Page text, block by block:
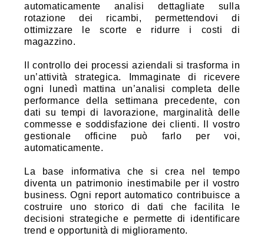
automaticamente analisi dettagliate sulla
rotazione dei ricambi, permettendovi di
ottimizzare le scorte e ridurre i costi di
magazzino.
Il controllo dei processi aziendali si trasforma in
un’attività strategica. Immaginate di ricevere
ogni lunedì mattina un’analisi completa delle
performance della settimana precedente, con
dati su tempi di lavorazione, marginalità delle
commesse e soddisfazione dei clienti. Il vostro
gestionale officine può farlo per voi,
automaticamente.
La base informativa che si crea nel tempo
diventa un patrimonio inestimabile per il vostro
business. Ogni report automatico contribuisce a
costruire uno storico di dati che facilita le
decisioni strategiche e permette di identificare
trend e opportunità di miglioramento.